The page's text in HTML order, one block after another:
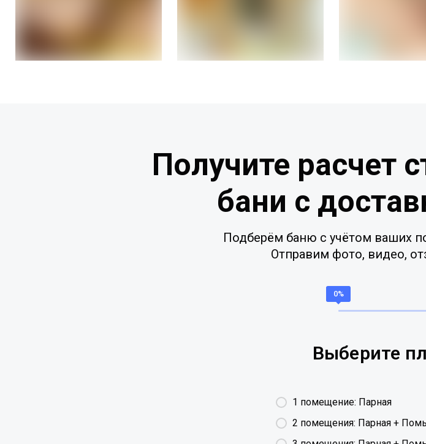
Подберём баню с учётом ваших
Отправим фото, видео,
Получите расчет
бани с
Выберите
1 помещение: Парная
2 помещения: Парная +